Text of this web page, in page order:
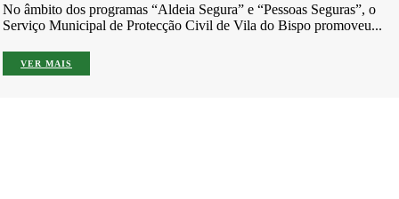
No âmbito dos programas “Aldeia Segura” e “Pessoas Seguras”, o
Serviço Municipal de Protecção Civil de Vila do Bispo promoveu...
VER MAIS